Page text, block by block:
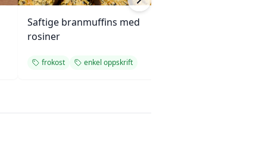
Saftige branmuffins med
rosiner
frokost enkel oppskrift